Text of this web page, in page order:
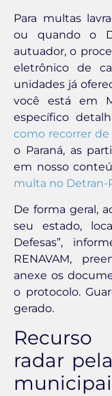
Para multas
ou quando o
autuador, o
eletrônico de
unidades já
você está em
específico
como recorrer
o Paraná, as
em nosso
multa no Detran-
De forma geral,
seu estado,
Defesas”,
RENAVAM,
anexe os
o protocolo.
gerado.
radar